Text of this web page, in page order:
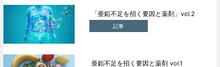
「亜鉛不足を招く要因と薬剤」vol.2
記事
亜鉛不足を招く要因と薬剤 vol.1